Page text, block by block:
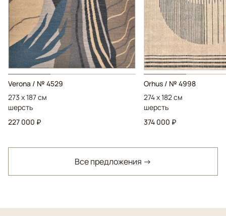
Verona / № 4529
273 x 187 см
шерсть
227 000 ₽
Orhus / № 4998
274 x 182 см
шерсть
374 000 ₽
Все предложения →